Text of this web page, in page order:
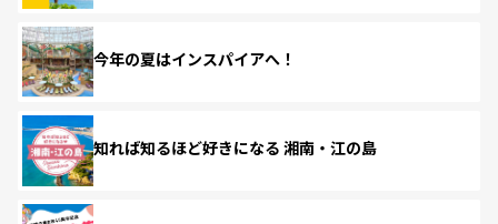
今年の夏はインスパイアへ！
知れば知るほど好きになる 湘南・江の島